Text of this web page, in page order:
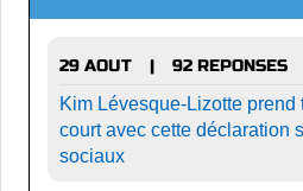
29 AOUT |
92 REPONSES
Kim Lévesque-Lizotte prend
court avec cette déclaration
sociaux